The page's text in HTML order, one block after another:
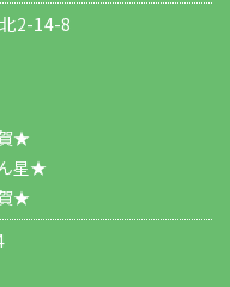
2-14-8
★
星★
★